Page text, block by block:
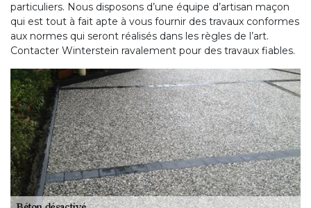
particuliers. Nous disposons d’une équipe d’artisan maçon
qui est tout à fait apte à vous fournir des travaux conformes
aux normes qui seront réalisés dans les règles de l’art.
Contacter Winterstein ravalement pour des travaux fiables.